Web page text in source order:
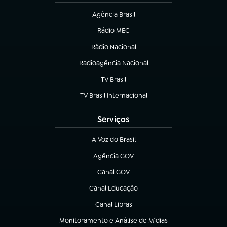
Agência Brasil
(abre em nova aba)
Rádio MEC
(abre em nova aba)
Rádio Nacional
Radioagência Nacional
(abre em nova aba)
TV Brasil
(abre em nova aba)
TV Brasil Internacional
(abre em nova aba)
Serviços
A Voz do Brasil
(abre em nova aba)
Agência GOV
(abre em nova aba)
Canal GOV
(abre em nova aba)
Canal Educação
(abre em nova aba)
Canal Libras
(abre em nova aba)
Monitoramento e Análise de Mídias
(abre em nova aba)